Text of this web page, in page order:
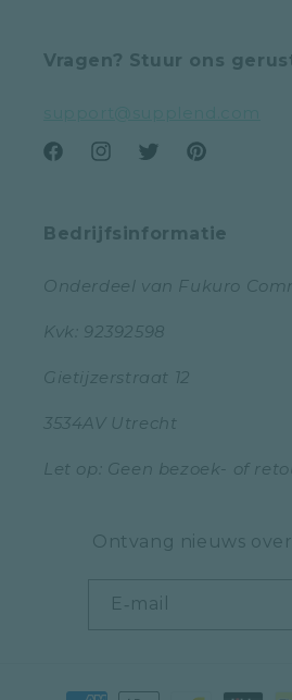
Vragen? Stuur ons
FacebookInstagramTwitterPinterest
Bedrijfsinformatie
Onderdeel van Fukuro
Kvk: 92392598
Gietijzerstraat 12
3534AV Utrecht
Let op: Geen bezoek- of
Ontvang nieuws
E‑mail
Betaalmethoden